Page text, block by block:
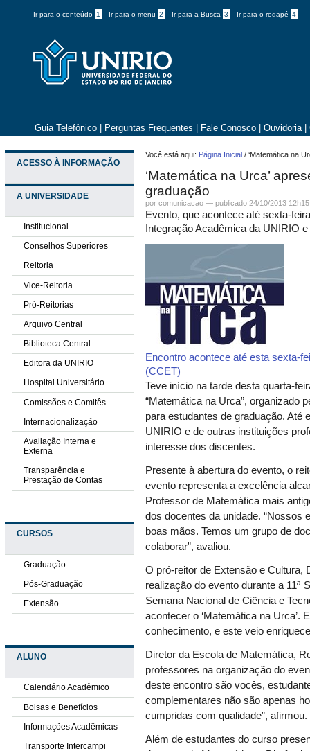
Ir para o conteúdo 1 Ir para o menu 2 Ir para a Busca 3 Ir para o rodapé 4
Guia Telefônico Perguntas Frequentes Fale Conosco Ouvidoria
ACESSO À INFORMAÇÃO
A UNIVERSIDADE
Institucional
Conselhos Superiores
Reitoria
Vice-Reitoria
Pró-Reitorias
Arquivo Central
Biblioteca Central
Editora da UNIRIO
Hospital Universitário
Comissões e Comitês
Internacionalização
Avaliação Interna e
Externa
Transparência e
Prestação de Contas
CURSOS
Graduação
Pós-Graduação
Extensão
ALUNO
Calendário Acadêmico
Bolsas e Benefícios
Informações Acadêmicas
Transporte Intercampi
Você está aqui: Página Inicial /‘Matemática na
‘Matemática na Urca’
graduação
por comunicacao —publicado 24/10/2013
Evento, que acontece até sexta-
Integração Acadêmica da UNIRIO
Encontro acontece até esta sexta-
(CCET)
Teve início na tarde desta quarta-
“Matemática na Urca”, organizado
para estudantes de graduação. Até
UNIRIO e de outras instituições
interesse dos discentes.
Presente à abertura do evento, o
evento representa a excelência
Professor de Matemática mais
dos docentes da unidade. “Nossos
boas mãos. Temos um grupo de
colaborar”, avaliou.
O pró-reitor de Extensão e Cultura,
realização do evento durante a 11ª
Semana Nacional de Ciência e
acontecer o ‘Matemática na
conhecimento, e este veio
Diretor da Escola de Matemática,
professores na organização do
deste encontro são vocês,
complementares não são apenas
cumpridas com qualidade”, afirmou.
Além de estudantes do curso